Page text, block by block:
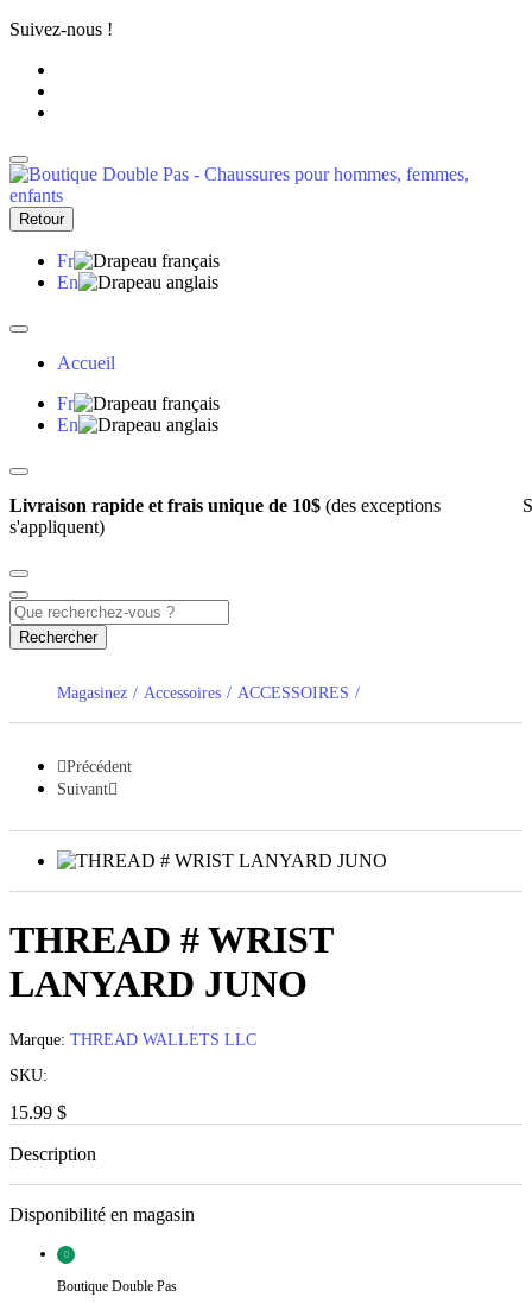
Suivez-nous !
Retour
Fr
En
Accueil
Fr
En
Livraison rapide et frais unique de 10$ (des exceptions
s'appliquent)
Rechercher
Magasinez Accessoires ACCESSOIRES
Précédent
Suivant
THREAD # WRIST
LANYARD JUNO
Marque: THREAD WALLETS LLC
SKU:
15.99 $
Description
Disponibilité en magasin
Boutique Double Pas